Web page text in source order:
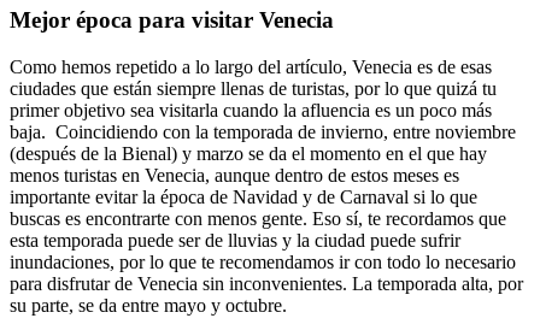
Mejor época para visitar Venecia
Como hemos repetido a lo largo del artículo, Venecia es de esas
ciudades que están siempre llenas de turistas, por lo que quizá tu
primer objetivo sea visitarla cuando la afluencia es un poco más
baja. Coincidiendo con la temporada de invierno, entre noviembre
(después de la Bienal) y marzo se da el momento en el que hay
menos turistas en Venecia, aunque dentro de estos meses es
importante evitar la época de Navidad y de Carnaval si lo que
buscas es encontrarte con menos gente. Eso sí, te recordamos que
esta temporada puede ser de lluvias y la ciudad puede sufrir
inundaciones, por lo que te recomendamos ir con todo lo necesario
para disfrutar de Venecia sin inconvenientes. La temporada alta, por
su parte, se da entre mayo y octubre.